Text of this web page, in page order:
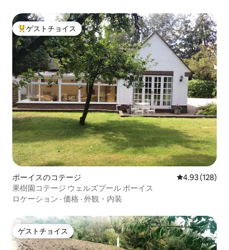
大好評のゲストチョイスです。
ゲストチョイス
ポーイスのコテージ レビュー128
4.93 (128)
果樹園コテージ ウェルズプール ポーイス
ロケーション · 価格 · 外観・内装
ゲストチョイス
ゲストチョイス